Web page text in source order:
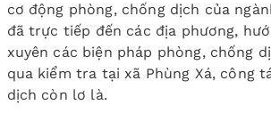
cơ động phòng, chống dịch của
đã trực tiếp đến các địa phương,
xuyên các biện pháp phòng, chống
qua kiểm tra tại xã Phùng Xá, công
dịch còn lơ là.